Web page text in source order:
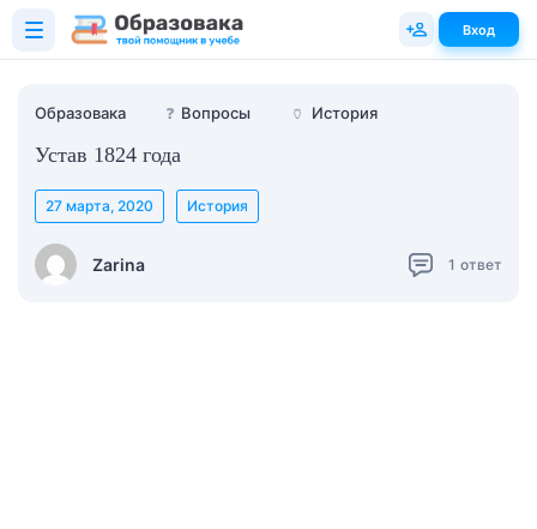
Образовака ❓ Вопросы 🏺 История
Устав 1824 года
Zarina
27 марта, 2020 История
1 ответ
Вход